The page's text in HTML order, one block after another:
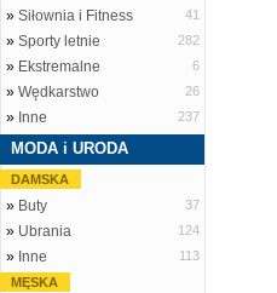
» Siłownia i Fitness 41
» Sporty letnie 282
» Ekstremalne 6
» Wędkarstwo 26
» Inne 237
MODA i URODA
DAMSKA
» Buty 37
» Ubrania 124
» Inne
113
MĘSKA